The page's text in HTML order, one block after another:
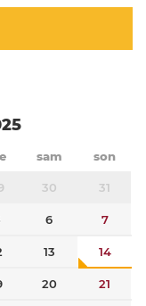
sam son
30 31
6 7
13 14
20 21